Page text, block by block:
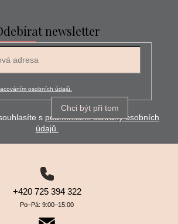
newsletter
osobních údajů.
Chci být při tom
s podmínkami ochrany osobních
údajů.
+420 725 394 322
Po–⁠⁠⁠⁠⁠⁠Pá: 9:00–⁠⁠⁠⁠⁠⁠15:00